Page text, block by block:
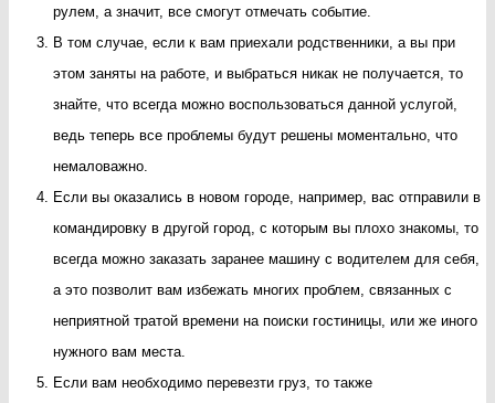
рулем, а значит, все смогут отмечать событие.
В том случае, если к вам приехали родственники, а вы при
этом заняты на работе, и выбраться никак не получается, то
знайте, что всегда можно воспользоваться данной услугой,
ведь теперь все проблемы будут решены моментально, что
немаловажно.
Если вы оказались в новом городе, например, вас отправили в
командировку в другой город, с которым вы плохо знакомы, то
всегда можно заказать заранее машину с водителем для себя,
а это позволит вам избежать многих проблем, связанных с
неприятной тратой времени на поиски гостиницы, или же иного
нужного вам места.
Если вам необходимо перевезти груз, то также